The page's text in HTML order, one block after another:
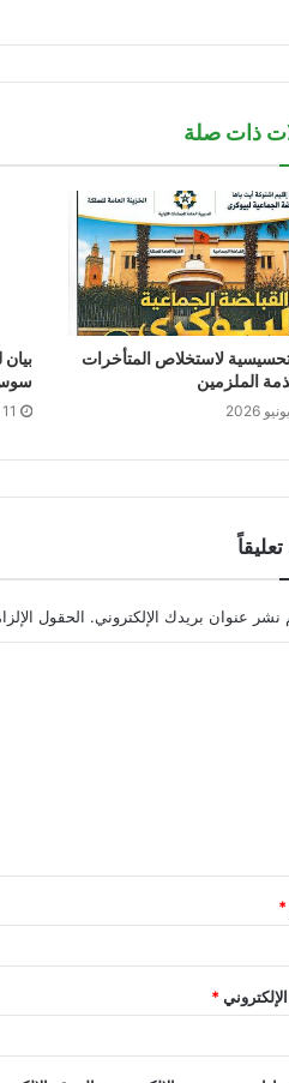
ذات صلة
تحسيسية لاستخلاص المتأخرات
الملزمين
11 يونيو 2026
نشر عنوان بريدك الإلكتروني. الحقول
*
*